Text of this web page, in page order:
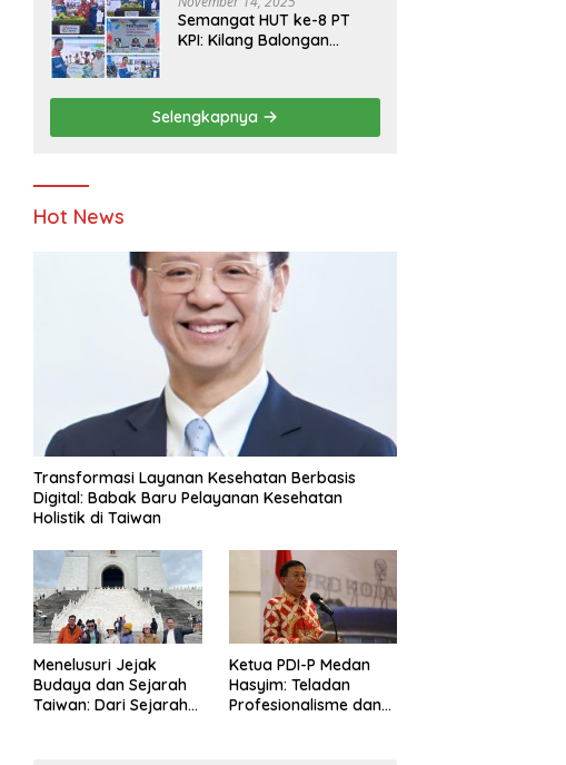
Semangat HUT ke-8 PT
KPI: Kilang Balongan
Berbagi Bersama
Penyandang Disabilitas
dan Yayasan Pendidikan
Selengkapnya
Hot News
Transformasi Layanan Kesehatan Berbasis
Digital: Babak Baru Pelayanan Kesehatan
Holistik di Taiwan
Menelusuri Jejak
Budaya dan Sejarah
Taiwan: Dari Sejarah
Ketua PDI-P Medan
Hasyim: Teladan
Profesionalisme dan